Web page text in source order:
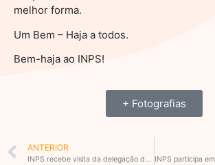
melhor forma.
Um Bem – Haja a todos.
Bem-haja ao INPS!
+ Fotografias
Prev
ANTERIOR
INPS recebe visita da delegação do INSS de Guiné-Bissau